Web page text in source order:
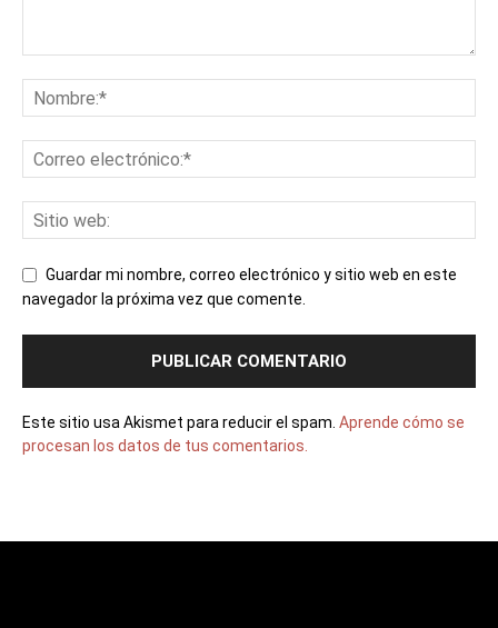
Guardar mi nombre, correo electrónico y sitio web en este
navegador la próxima vez que comente.
Este sitio usa Akismet para reducir el spam. Aprende cómo se
procesan los datos de tus comentarios.